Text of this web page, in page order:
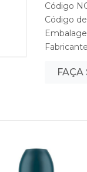
Código
Código
FAÇA